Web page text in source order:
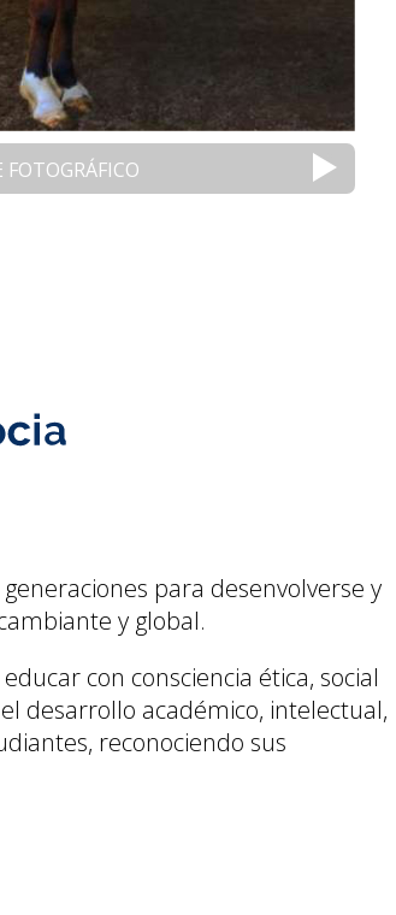
FOTOGRÁFICO
para desenvolverse y
y global.
con consciencia ética, social
desarrollo académico, intelectual,
reconociendo sus